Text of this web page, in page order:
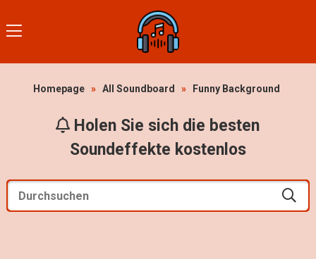
Homepage » All Soundboard » Funny Background
Holen Sie sich die besten
Soundeffekte kostenlos